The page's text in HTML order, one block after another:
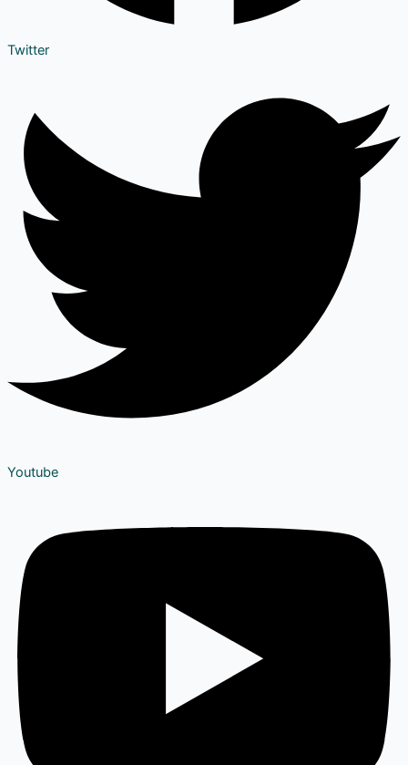
Twitter
Youtube